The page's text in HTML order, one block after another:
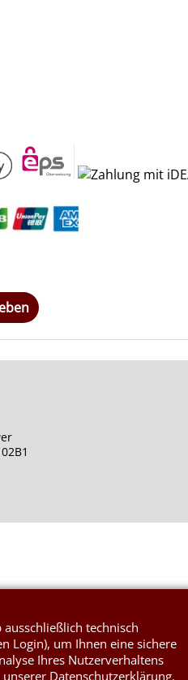
technisch
Login), um Ihnen eine sichere
Ihres Nutzerverhaltens
Datenschutzerklärung.